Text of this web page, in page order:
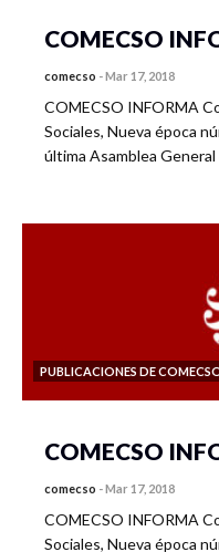
COMECSO
comecso -Mar 17, 2018
COMECSO INFORMA
Sociales, Nueva época
última Asamblea
PUBLICACIONES DE
COMECSO
comecso -Mar 17, 2018
COMECSO INFORMA
Sociales, Nueva época